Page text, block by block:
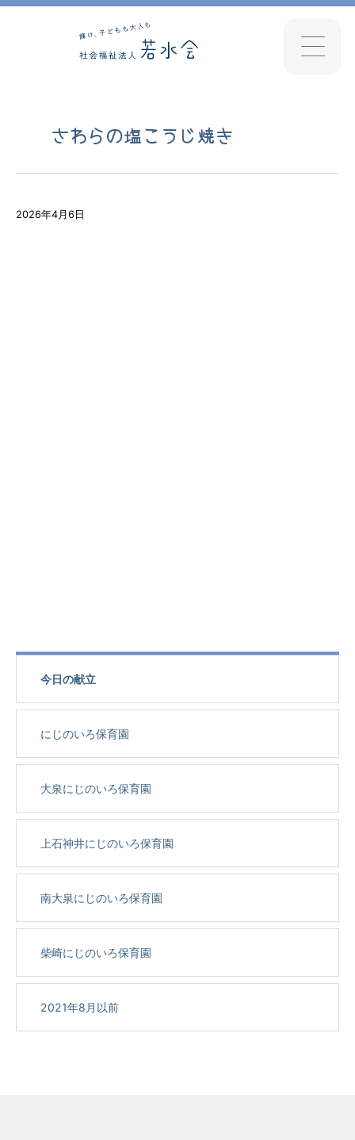
さわらの塩こうじ焼き
2026年4月6日
今日の献立
にじのいろ保育園
大泉にじのいろ保育園
上石神井にじのいろ保育園
南大泉にじのいろ保育園
柴崎にじのいろ保育園
2021年8月以前